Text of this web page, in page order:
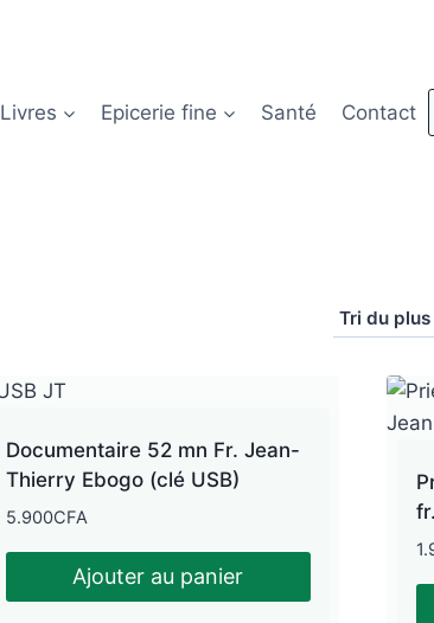
Livres Epicerie fine Santé Contact
Documentaire 52 mn Fr. Jean-
Thierry Ebogo (clé USB)
5.900CFA
Ajouter au panier